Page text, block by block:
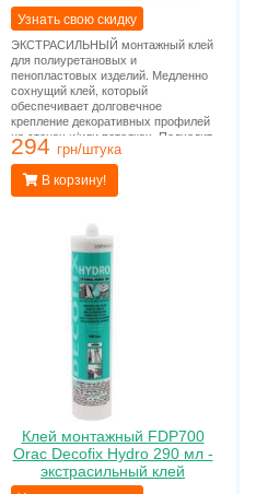
Узнать свою скидку
ЭКСТРАСИЛЬНЫЙ монтажный клей
для полиуретановых и
пенопластовых изделий. Медленно
сохнущий клей, который
обеспечивает долговечное
крепление декоративных профилей
на стенах и/или потолках. Подходит
для проведения внутренних работ и
применения на пористых
поверхностях. Расход тюбика 12
метров погонных.
294 грн/штука
В корзину!
Клей монтажный FDP700
Orac Decofix Hydro 290 мл -
экстрасильный клей